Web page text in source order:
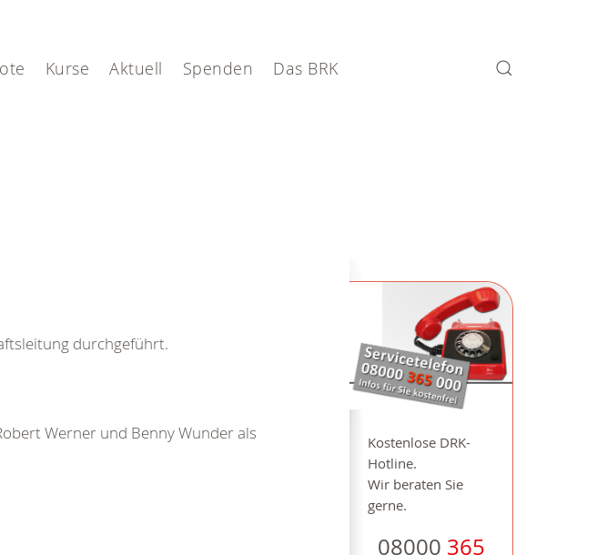
Kurse Aktuell Spenden Das BRK
durchgeführt.
Werner und Benny Wunder als
Kostenlose DRK-
Hotline.
Wir beraten Sie
gerne.
08000 365